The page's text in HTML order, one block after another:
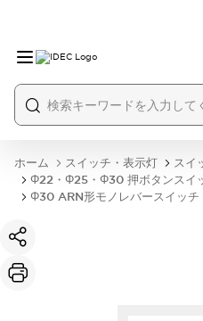
ホーム スイッチ・表示灯
スイ
Φ22・Φ25・Φ30 押ボタンスイ
Φ30 ARN形モノレバースイッチ